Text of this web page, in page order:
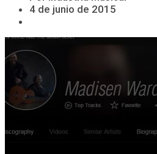
4 de junio de 2015